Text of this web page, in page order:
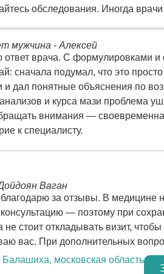
обследования. Иногда
мужчина - Алексей
врача. С формулировками и
сначала подумал, что это
и дал понятные объяснения по
и курса мази проблема
внимания —
к специалисту.
Ваган
благодарю за отзывы. В
— поэтому при
стоит откладывать визит,
вас. При дополнительных
московская область